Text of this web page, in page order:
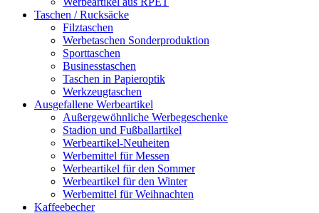
Taschen / Rucksäcke
Filztaschen
Werbetaschen Sonderproduktion
Sporttaschen
Businesstaschen
Taschen in Papieroptik
Werkzeugtaschen
Ausgefallene Werbeartikel
Außergewöhnliche Werbegeschenke
Stadion und Fußballartikel
Werbeartikel-Neuheiten
Werbemittel für Messen
Werbeartikel für den Sommer
Werbeartikel für den Winter
Werbemittel für Weihnachten
Kaffeebecher